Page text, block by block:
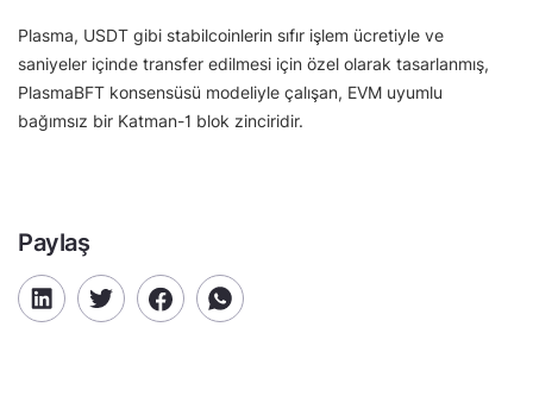
Plasma, USDT gibi stabilcoinlerin sıfır işlem ücretiyle ve
saniyeler içinde transfer edilmesi için özel olarak tasarlanmış,
PlasmaBFT konsensüsü modeliyle çalışan, EVM uyumlu
bağımsız bir Katman-1 blok zinciridir.
Paylaş